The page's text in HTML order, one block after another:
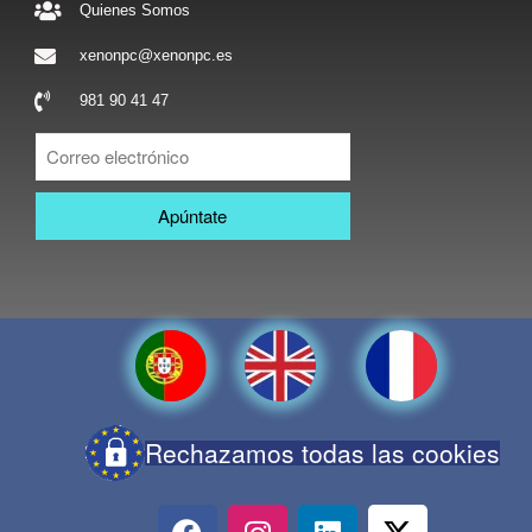
Quienes Somos
xenonpc@xenonpc.es
981 90 41 47
Apúntate
Rechazamos todas las cookies